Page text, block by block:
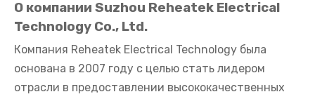
О компании Suzhou Reheatek Electrical
Technology Co., Ltd.
Компания Reheatek Electrical Technology была
основана в 2007 году с целью стать лидером
отрасли в предоставлении высококачественных